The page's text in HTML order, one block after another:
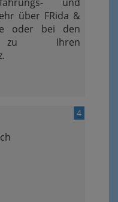
über FRida &
oder bei den
zu Ihren
4